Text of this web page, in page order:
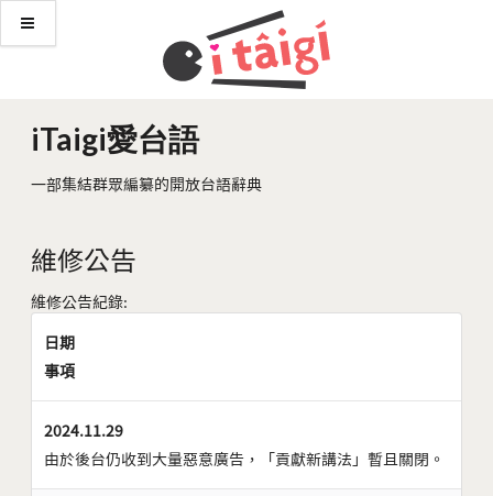
iTaigi愛台語
一部集結群眾編纂的開放台語辭典
維修公告
維修公告紀錄:
日期
事項
2024.11.29
由於後台仍收到大量惡意廣告，「貢獻新講法」暫且關閉。